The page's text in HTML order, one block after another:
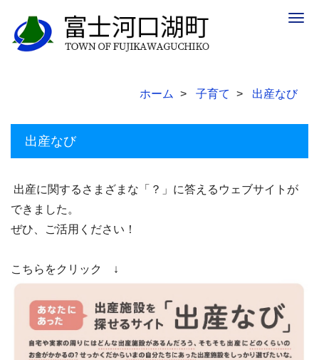
ホーム 子育て 出産なび
出産なび
出産に関するさまざまな「？」に答えるウェブサイトが
できました。
ぜひ、ご活用ください！
こちらをクリック ↓